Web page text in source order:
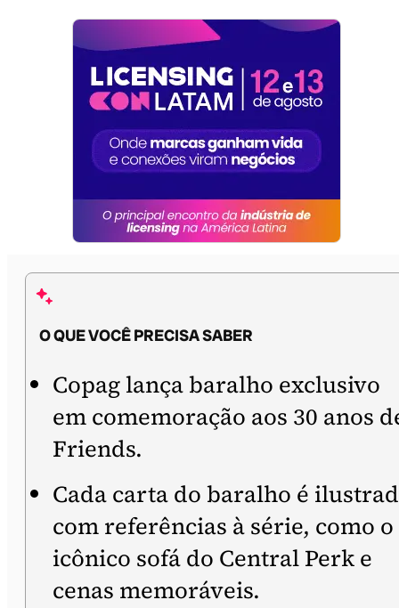
O QUE VOCÊ PRECISA SABER
Copag lança baralho exclusivo
em comemoração aos 30 anos
Friends.
Cada carta do baralho é
com referências à série, como o
icônico sofá do Central Perk e
cenas memoráveis.